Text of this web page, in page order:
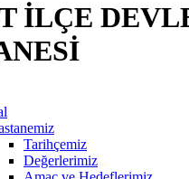
İLÇE
Tarihçemiz
Değerlerimiz